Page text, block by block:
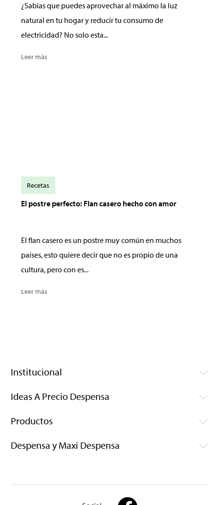
¿Sabías que puedes aprovechar al máximo la luz
natural en tu hogar y reducir tu consumo de
electricidad? No solo esta...
Leer más
El postre perfecto: Flan casero hecho con amor
El flan casero es un postre muy común en muchos
países, esto quiere decir que no es propio de una
cultura, pero con es...
Leer más
Recetas
Institucional
Ideas A Precio Despensa
Productos
Despensa y Maxi Despensa